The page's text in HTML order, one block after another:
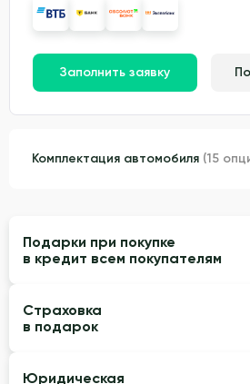
Заполнить заявку
Комплектация автомобиля (15
Подарки при покупке
в кредит всем покупателям
Страховка
в подарок
Юридическая